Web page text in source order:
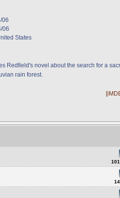
06
06
States
Redfield's novel about the search for a
rain forest.